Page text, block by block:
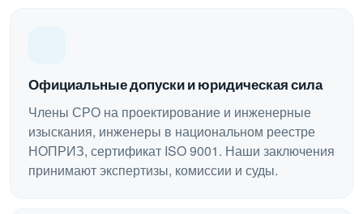
Официальные допуски и юридическая сила
Члены СРО на проектирование и инженерные
изыскания, инженеры в национальном реестре
НОПРИЗ, сертификат ISO 9001. Наши заключения
принимают экспертизы, комиссии и суды.